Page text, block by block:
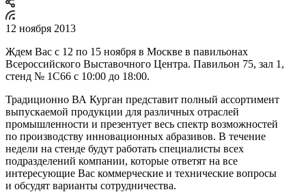
12 ноября 2013
Ждем Вас с 12 по 15 ноября в Москве в павильонах
Всероссийского Выставочного Центра. Павильон 75, зал 1,
стенд № 1С66 с 10:00 до 18:00.
Традиционно ВА Курган представит полный ассортимент
выпускаемой продукции для различных отраслей
промышленности и презентует весь спектр возможностей
по производству инновационных абразивов. В течение
недели на стенде будут работать специалисты всех
подразделений компании, которые ответят на все
интересующие Вас коммерческие и технические вопросы
и обсудят варианты сотрудничества.